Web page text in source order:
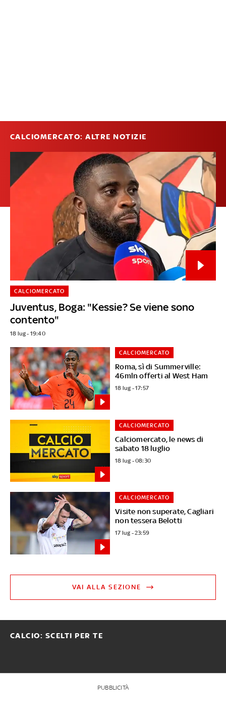
CALCIOMERCATO: ALTRE NOTIZIE
Juventus, Boga: "Kessie? Se viene sono
contento"
CALCIOMERCATO
18 lug - 19:40
Roma, sì di Summerville:
46mln offerti al West Ham
CALCIOMERCATO
18 lug - 17:57
Calciomercato, le news di
sabato 18 luglio
CALCIOMERCATO
18 lug - 08:30
Visite non superate, Cagliari
non tessera Belotti
CALCIOMERCATO
17 lug - 23:59
VAI ALLA SEZIONE
CALCIO: SCELTI PER TE
PUBBLICITÀ